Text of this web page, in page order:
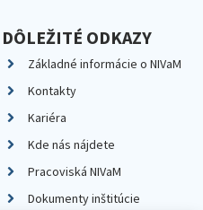
DÔLEŽITÉ ODKAZY
Základné informácie o NIVaM
Kontakty
Kariéra
Kde nás nájdete
Pracoviská NIVaM
Dokumenty inštitúcie